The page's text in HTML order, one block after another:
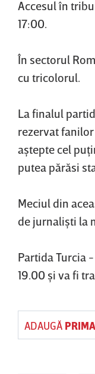
Accesul în
17:00.
În sectorul
cu tricolorul.
La finalul
rezervat
aştepte cel
putea părăsi
Meciul din
de jurnalişti la
Partida Turcia
19.00 şi va fi
ADAUGĂ